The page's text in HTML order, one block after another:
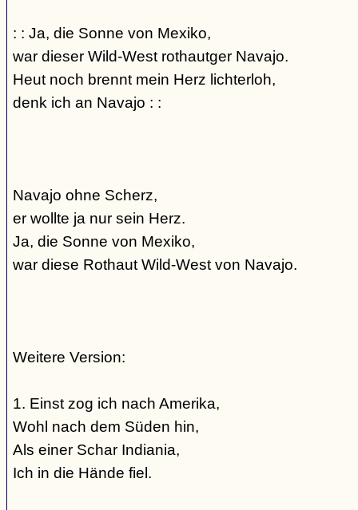
: : Ja, die Sonne von Mexiko,
war dieser Wild-West rothautger Navajo.
Heut noch brennt mein Herz lichterloh,
denk ich an Navajo : :
Navajo ohne Scherz,
er wollte ja nur sein Herz.
Ja, die Sonne von Mexiko,
war diese Rothaut Wild-West von Navajo.
Weitere Version:
1. Einst zog ich nach Amerika,
Wohl nach dem Süden hin,
Als einer Schar Indiania,
Ich in die Hände fiel.